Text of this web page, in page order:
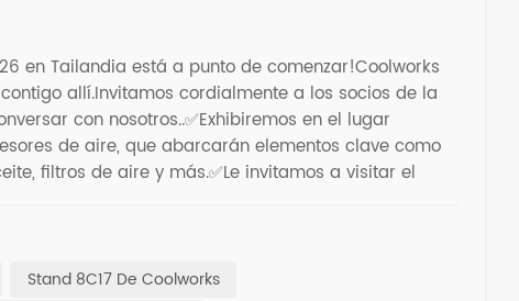
en Tailandia está a punto de comenzar!Coolworks
allí.Invitamos cordialmente a los socios de la
con nosotros..✅Exhibiremos en el lugar
de aire, que abarcarán elementos clave como
filtros de aire y más.✅Le invitamos a visitar el
cara y colaborar con usted!
Stand 8C17 De Coolworks